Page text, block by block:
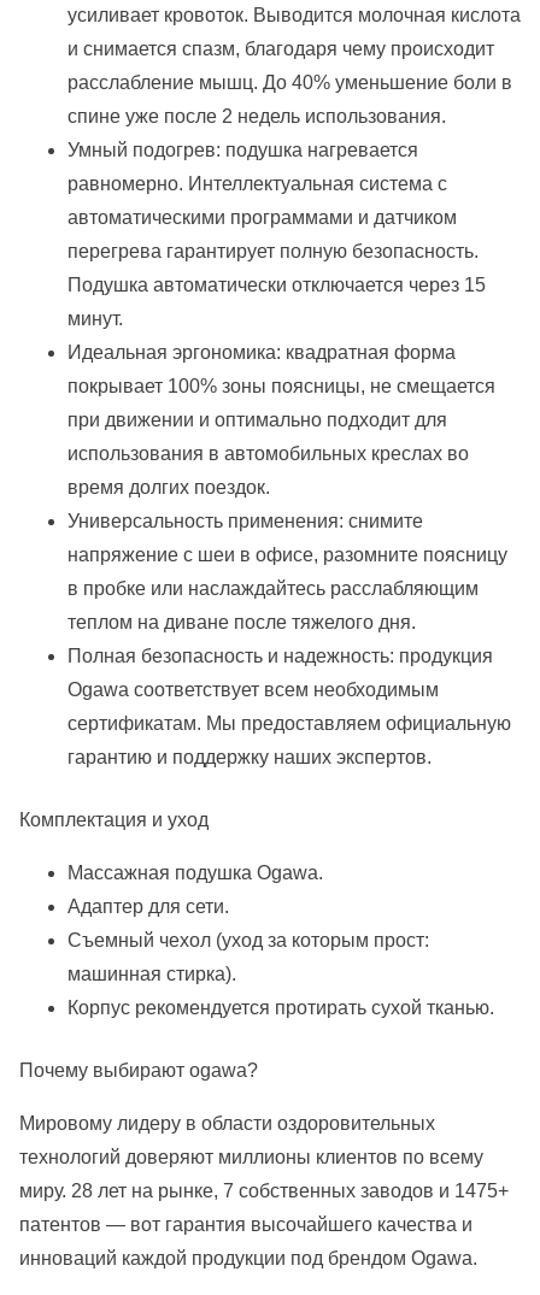
усиливает кровоток. Выводится молочная кислота
и снимается спазм, благодаря чему происходит
расслабление мышц. До 40% уменьшение боли в
спине уже после 2 недель использования.
Умный подогрев: подушка нагревается
равномерно. Интеллектуальная система с
автоматическими программами и датчиком
перегрева гарантирует полную безопасность.
Подушка автоматически отключается через 15
минут.
Идеальная эргономика: квадратная форма
покрывает 100% зоны поясницы, не смещается
при движении и оптимально подходит для
использования в автомобильных креслах во
время долгих поездок.
Универсальность применения: снимите
напряжение с шеи в офисе, разомните поясницу
в пробке или наслаждайтесь расслабляющим
теплом на диване после тяжелого дня.
Полная безопасность и надежность: продукция
Ogawa соответствует всем необходимым
сертификатам. Мы предоставляем официальную
гарантию и поддержку наших экспертов.
Комплектация и уход
Массажная подушка Ogawa.
Адаптер для сети.
Съемный чехол (уход за которым прост:
машинная стирка).
Корпус рекомендуется протирать сухой тканью.
Почему выбирают ogawa?
Мировому лидеру в области оздоровительных
технологий доверяют миллионы клиентов по всему
миру. 28 лет на рынке, 7 собственных заводов и 1475+
патентов — вот гарантия высочайшего качества и
инноваций каждой продукции под брендом Ogawa.